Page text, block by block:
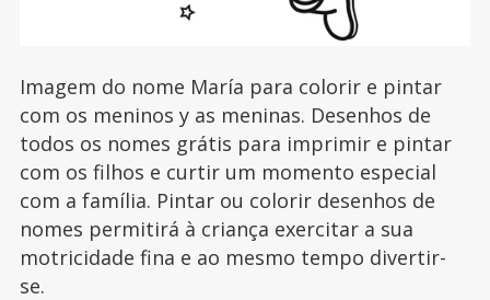
Imagem do nome María para colorir e pintar
com os meninos y as meninas. Desenhos de
todos os nomes grátis para imprimir e pintar
com os filhos e curtir um momento especial
com a família. Pintar ou colorir desenhos de
nomes permitirá à criança exercitar a sua
motricidade fina e ao mesmo tempo divertir-
se.